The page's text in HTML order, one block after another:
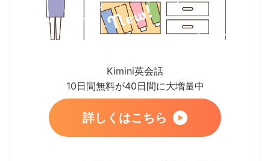
Kimini英会話
10日間無料が40日間に大増量中
詳しくはこちら